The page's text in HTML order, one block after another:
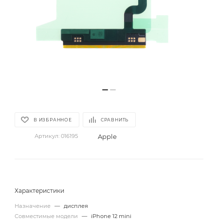
В ИЗБРАННОЕ СРАВНИТЬ
Артикул: 016195 Apple
Характеристики
Назначение —
дисплея
Совместимые модели
—
iPhone 12 mini